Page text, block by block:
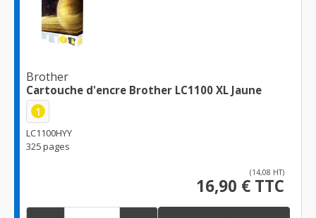
Brother
Cartouche d'encre Brother LC1100 XL Jaune
1
LC1100HYY
325 pages
(14,08 HT)
16,90 € TTC